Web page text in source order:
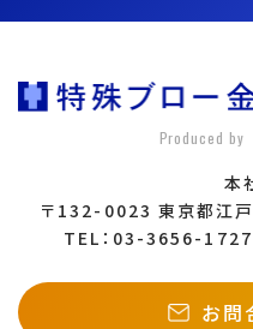
次の情報収集モジュールを
が取得する情報の項目、利
きましては、以下のサービ
Google Analyticsの利用
状況を把握するために
ーに関する説明について
Produced by
本
〒132-0023 東京都江
TEL：03-3656-
お問